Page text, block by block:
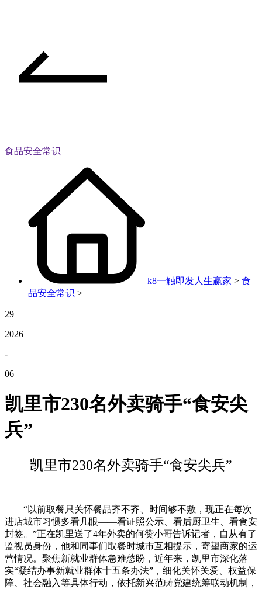
食品安全常识
k8一触即发人生赢家 > 食
品安全常识 >
29
2026
-
06
凯里市230名外卖骑手“食安尖
兵”
凯里市230名外卖骑手“食安尖兵”
“以前取餐只关怀餐品齐不齐、时间够不敷，现正在每次
进店城市习惯多看几眼——看证照公示、看后厨卫生、看食安
封签。”正在凯里送了4年外卖的何赞小哥告诉记者，自从有了
监视员身份，他和同事们取餐时城市互相提示，寄望商家的运
营情况。聚焦新就业群体急难愁盼，近年来，凯里市深化落
实“凝结办事新就业群体十五条办法”，细化关怀关爱、权益保
障、社会融入等具体行动，依托新兴范畴党建统筹联动机制，